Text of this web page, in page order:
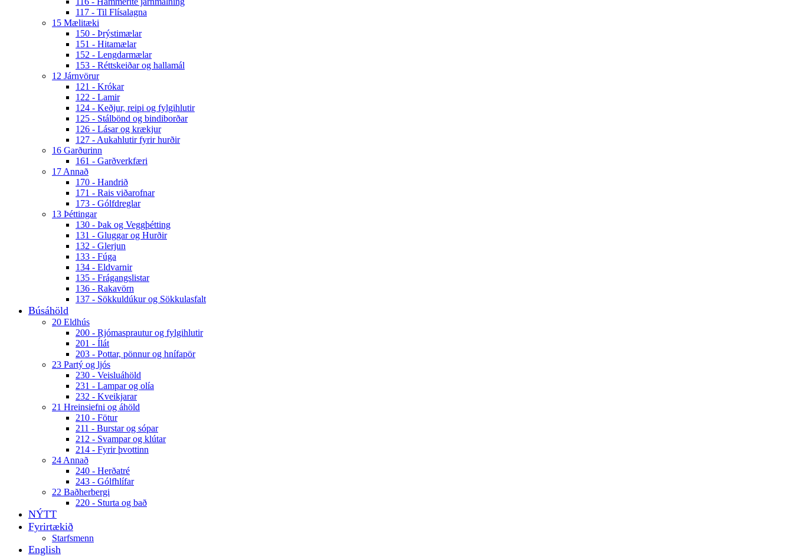
117 - Til Flísalagna
15 Mælitæki
150 - Þrýstimælar
151 - Hitamælar
152 - Lengdarmælar
153 - Réttskeiðar og hallamál
12 Járnvörur
121 - Krókar
122 - Lamir
124 - Keðjur, reipi og fylgihlutir
125 - Stálbönd og bindiborðar
126 - Lásar og krækjur
127 - Aukahlutir fyrir hurðir
16 Garðurinn
161 - Garðverkfæri
17 Annað
170 - Handrið
171 - Rais viðarofnar
173 - Gólfdreglar
13 Þéttingar
130 - Þak og Veggþétting
131 - Gluggar og Hurðir
132 - Glerjun
133 - Fúga
134 - Eldvarnir
135 - Frágangslistar
136 - Rakavörn
137 - Sökkuldúkur og Sökkulasfalt
Búsáhöld
20 Eldhús
200 - Rjómasprautur og fylgihlutir
201 - Ílát
203 - Pottar, pönnur og hnífapör
23 Partý og ljós
230 - Veisluáhöld
231 - Lampar og olía
232 - Kveikjarar
21 Hreinsiefni og áhöld
210 - Fötur
211 - Burstar og sópar
212 - Svampar og klútar
214 - Fyrir þvottinn
24 Annað
240 - Herðatré
243 - Gólfhlífar
22 Baðherbergi
220 - Sturta og bað
NÝTT
Fyrirtækið
Starfsmenn
English